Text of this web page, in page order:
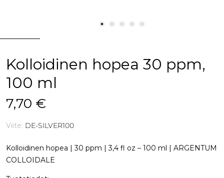
Kolloidinen hopea 30 ppm,
100 ml
7,70 €
Viite: DE-SILVER100
Kolloidinen hopea | 30 ppm | 3,4 fl oz – 100 ml | ARGENTUM
COLLOIDALE